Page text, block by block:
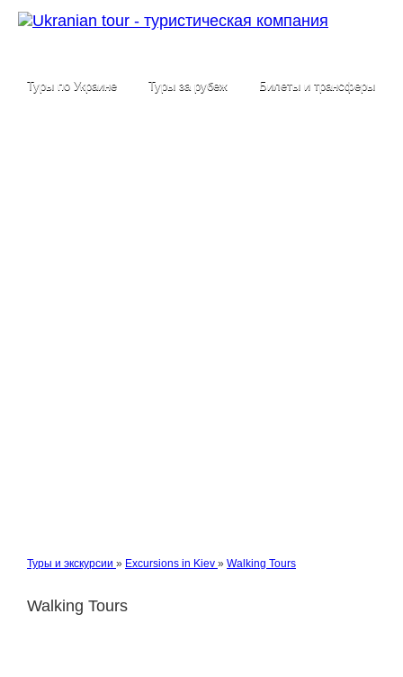
Туры по Украине Туры за рубеж Билеты и трансферы
Туры и экскурсии » Excursions in Kiev » Walking Tours
Walking Tours